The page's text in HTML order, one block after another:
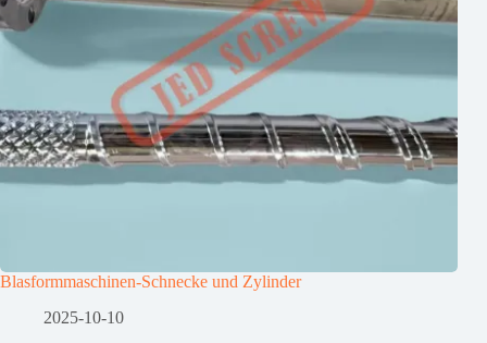
Blasformmaschinen-Schnecke und Zylinder
2025-10-10